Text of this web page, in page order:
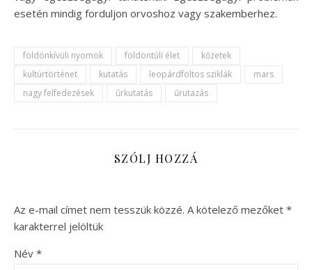
esetén mindig forduljon orvoshoz vagy szakemberhez.
földönkívüli nyomok földöntúli élet
kőzetek
kultúrtörténet
kutatás leopárdfoltos sziklák
mars
nagy felfedezések
űrkutatás űrutazás
SZÓLJ HOZZÁ
Az e-mail címet nem tesszük közzé. A kötelező mezőket *
karakterrel jelöltük
Név *